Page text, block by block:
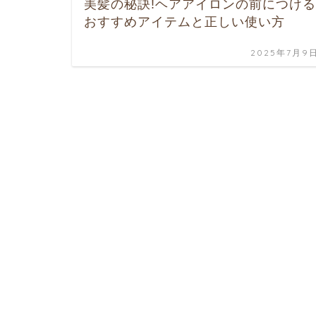
美髪の秘訣!ヘアアイロンの前につける
おすすめアイテムと正しい使い方
2025年7月9